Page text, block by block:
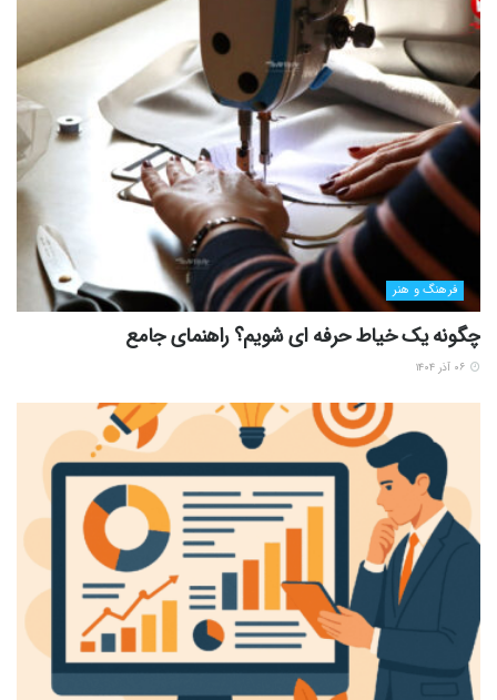
فرهنگ و هنر
چگونه یک خیاط حرفه ای شویم؟ راهنمای جامع